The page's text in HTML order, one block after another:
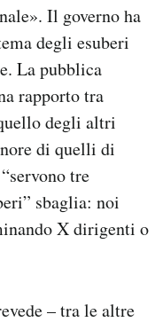
Il governo ha
degli esuberi
La pubblica
rapporto tra
degli altri
di quelli di
tre
sbaglia: noi
X dirigenti o
– tra le altre